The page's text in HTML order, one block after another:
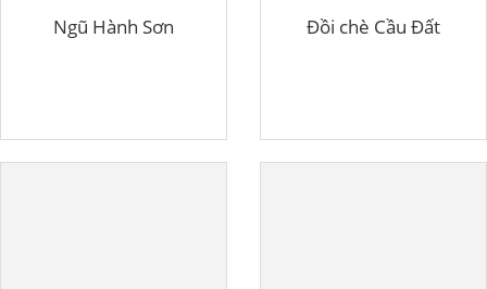
Ngũ Hành Sơn Đồi chè Cầu Đất